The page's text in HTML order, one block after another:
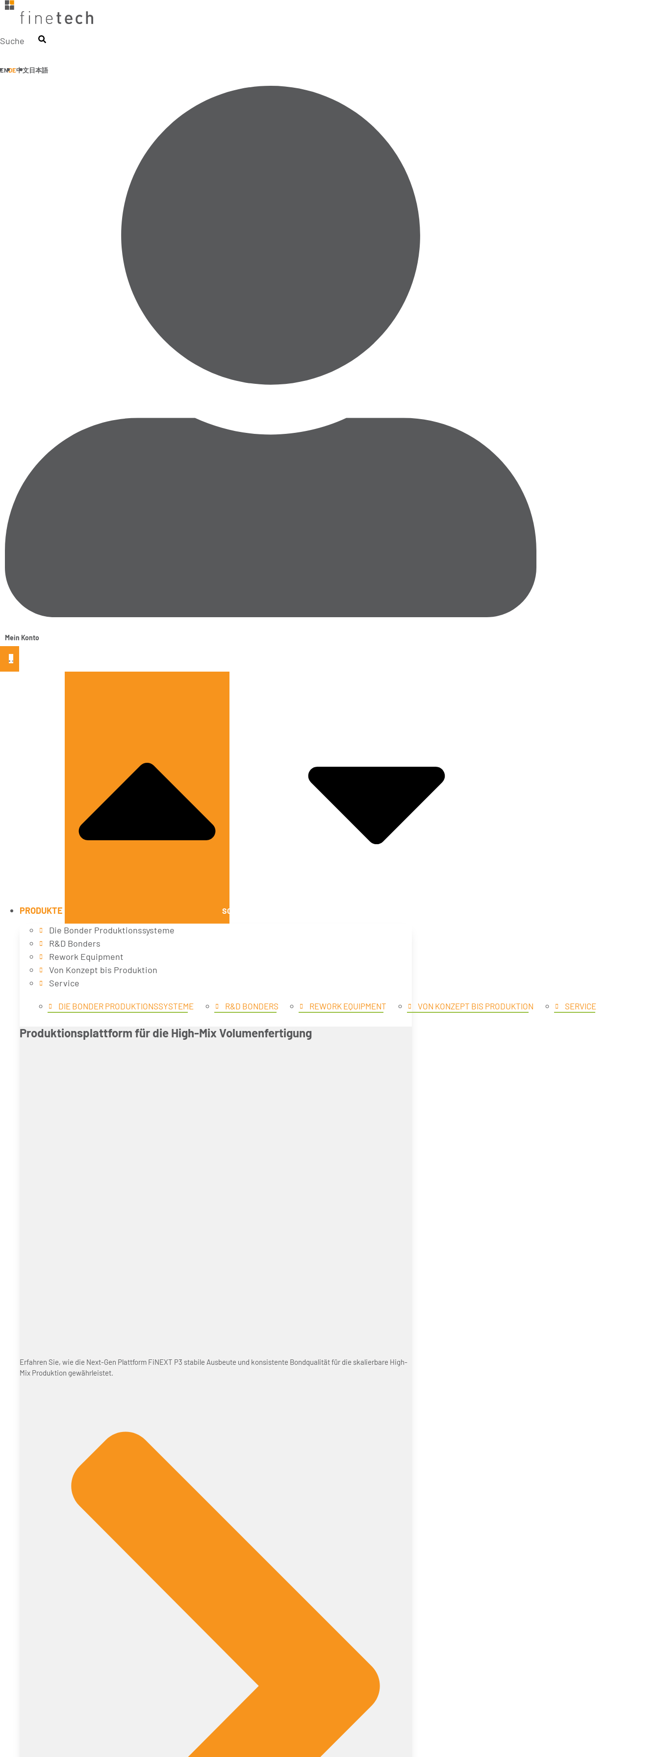
Zum
Inhalt
Suche
ENDE中文日本語
Mein Konto
PRODUKTE SCHLIESSE PRODUKTE
Die Bonder Produktionssysteme
R&D Bonders
Rework Equipment
Von Konzept bis Produktion
Service
DIE BONDER PRODUKTIONSSYSTEME R&D BONDERS REWORK EQUIPMENT VON KONZEPT BIS PRODUKTION SERVICE
Produktionsplattform für die High-Mix Volumenfertigung
Erfahren Sie, wie die Next-Gen Plattform FiNEXT P3 stabile Ausbeute und konsistente Bondqualität für die skalierbare High-
Mix Produktion gewährleistet.